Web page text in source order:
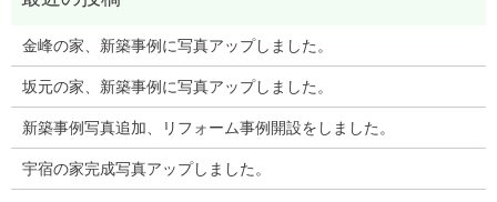
金峰の家、新築事例に写真アップしました。
坂元の家、新築事例に写真アップしました。
新築事例写真追加、リフォーム事例開設をしました。
宇宿の家完成写真アップしました。